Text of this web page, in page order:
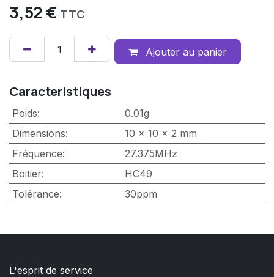
3,52€ TTC
Ajouter au panier
Caracteristiques
Poids:
0.01g
Dimensions:
10 x 10 x 2 mm
Fréquence:
27.375MHz
Boitier:
HC49
Tolérance: 30ppm
L'esprit de service